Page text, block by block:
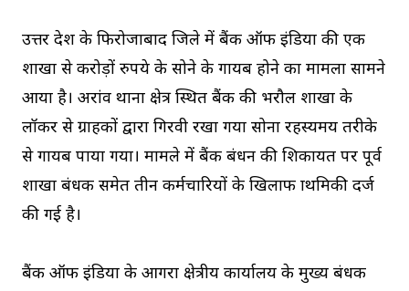
उत्तर प्रदेश के फिरोजाबाद जिले में बैंक ऑफ इंडिया की एक
शाखा से करोड़ों रुपये के सोने के गायब होने का मामला सामने
आया है। अरांव थाना क्षेत्र स्थित बैंक की भरौल शाखा के
लॉकर से ग्राहकों द्वारा गिरवी रखा गया सोना रहस्यमय तरीके
से गायब पाया गया। मामले में बैंक प्रबंधन की शिकायत पर पूर्व
शाखा प्रबंधक समेत तीन कर्मचारियों के खिलाफ प्राथमिकी दर्ज
की गई है।
बैंक ऑफ इंडिया के आगरा क्षेत्रीय कार्यालय के मुख्य प्रबंधक